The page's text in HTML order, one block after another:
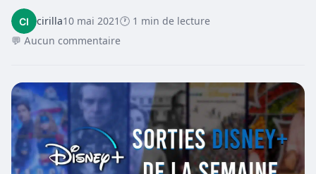
cirilla10 mai 2021🕐 1 min de lecture
💬 Aucun commentaire